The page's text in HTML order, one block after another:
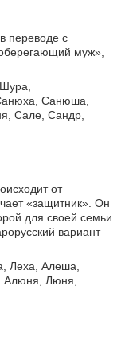
переводе с
муж»,
Санюша,
Сале, Сандр,
от
«защитник». Он
для своей семьи
вариант
Леха, Алеша,
Алюня, Люня,